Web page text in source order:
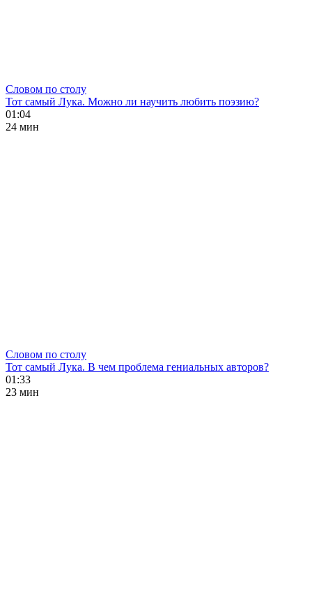
Словом по столу
Тот самый Лука. Можно ли научить любить поэзию?
01:04
24 мин
Словом по столу
Тот самый Лука. В чем проблема гениальных авторов?
01:33
23 мин